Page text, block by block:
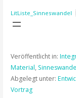
LitListe_Sinneswandel
Veröffentlicht in:
Material,
Abgelegt unter:
Vortrag